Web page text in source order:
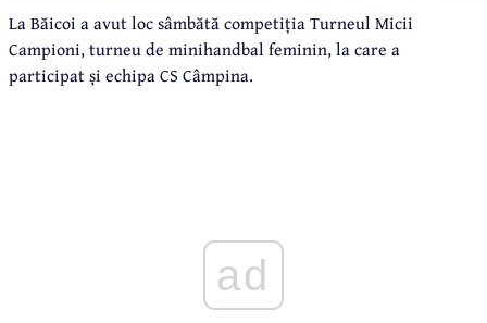
La Băicoi a avut loc sâmbătă competiția Turneul Micii
Campioni, turneu de minihandbal feminin, la care a
participat și echipa CS Câmpina.
ad